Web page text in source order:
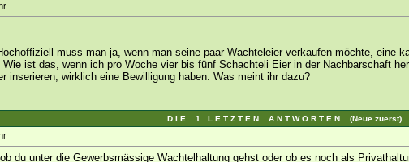
muss man ja, wenn man seine paar Wachteleier verkaufen möchte, eine
ist das, wenn ich pro Woche vier bis fünf Schachteli Eier in der Nachbarschaft
inserieren, wirklich eine Bewilligung haben. Was meint ihr dazu?
D I E 1 L E T Z T E N A N T W O R T E N (Neue zuerst)
du unter die Gewerbsmässige Wachtelhaltung gehst oder ob es noch als